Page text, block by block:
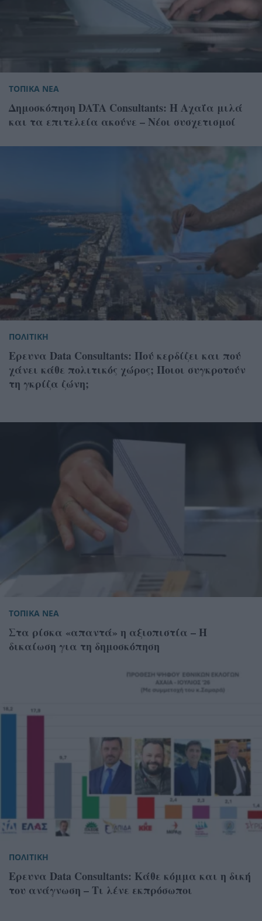
ΤΟΠΙΚΑ ΝΕΑ
Δημοσκόπηση DATA Consultants: Η Αχαΐα μιλά
και τα επιτελεία ακούνε – Νέοι συσχετισμοί
ΠΟΛΙΤΙΚΗ
Ερευνα Data Consultants: Πού κερδίζει και πού
χάνει κάθε πολιτικός χώρος; Ποιοι συγκροτούν
τη γκρίζα ζώνη;
ΤΟΠΙΚΑ ΝΕΑ
Στα ρίσκα «απαντά» η αξιοπιστία – Η
δικαίωση για τη δημοσκόπηση
ΠΟΛΙΤΙΚΗ
Ερευνα Data Consultants: Κάθε κόμμα και η δική
του ανάγνωση – Τι λένε εκπρόσωποι